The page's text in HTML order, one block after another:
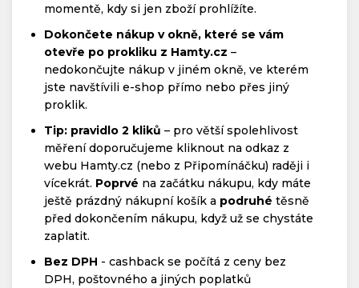
momentě, kdy si jen zboží prohlížíte.
Dokončete nákup v okně, které se vám
otevře po prokliku z Hamty.cz –
nedokončujte nákup v jiném okně, ve kterém
jste navštívili e-shop přímo nebo přes jiný
proklik.
Tip: pravidlo 2 kliků – pro větší spolehlivost
měření doporučujeme kliknout na odkaz z
webu Hamty.cz (nebo z Připomínáčku) raději i
vícekrát. Poprvé na začátku nákupu, kdy máte
ještě prázdný nákupní košík a podruhé těsně
před dokončením nákupu, když už se chystáte
zaplatit.
Bez DPH - cashback se počítá z ceny bez
DPH, poštovného a jiných poplatků